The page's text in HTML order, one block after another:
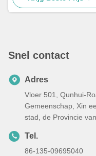
Snel contact
Adres
Vloer 501, Qunhui-
Gemeenschap, Xin
stad, de Provincie
Tel.
86-135-09695040